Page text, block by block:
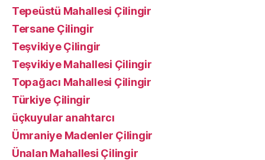
Tepeüstü Mahallesi Çilingir
Tersane Çilingir
Teşvikiye Çilingir
Teşvikiye Mahallesi Çilingir
Topağacı Mahallesi Çilingir
Türkiye Çilingir
üçkuyular anahtarcı
Ümraniye Madenler Çilingir
Ünalan Mahallesi Çilingir